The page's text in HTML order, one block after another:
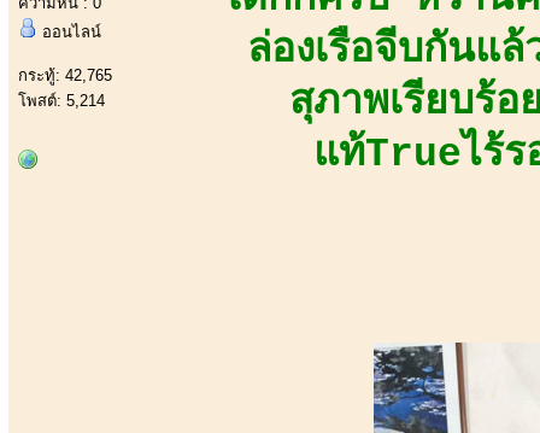
ออนไลน์
กระทู้: 42,765
โพสต์: 5,214
ล่องเรือจีบกันแ
สุภาพเรียบร้
แท้Trueไร้